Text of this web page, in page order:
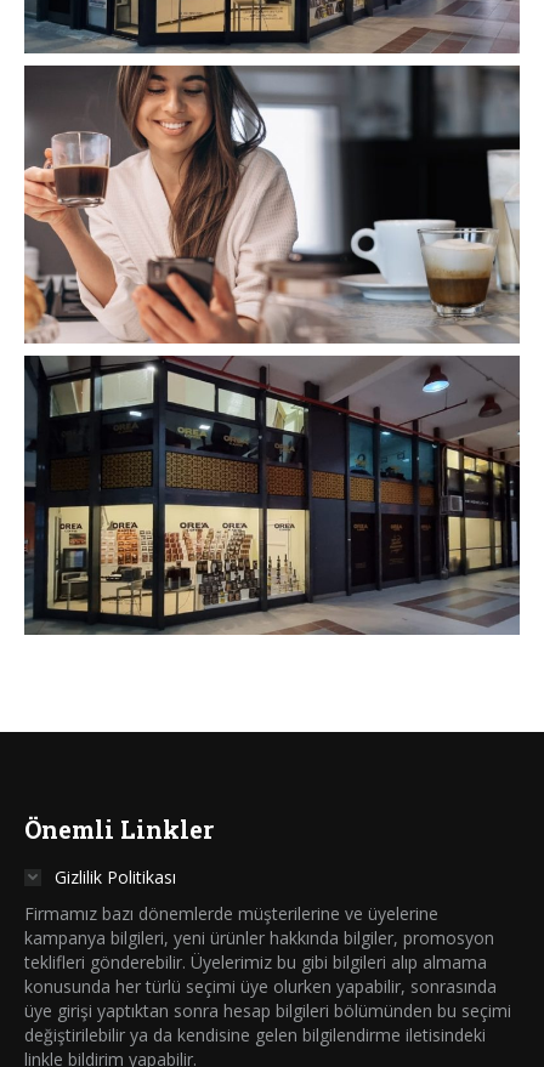
Önemli Linkler
Gizlilik Politikası
Firmamız bazı dönemlerde müşterilerine ve üyelerine
kampanya bilgileri, yeni ürünler hakkında bilgiler, promosyon
teklifleri gönderebilir. Üyelerimiz bu gibi bilgileri alıp almama
konusunda her türlü seçimi üye olurken yapabilir, sonrasında
üye girişi yaptıktan sonra hesap bilgileri bölümünden bu seçimi
değiştirilebilir ya da kendisine gelen bilgilendirme iletisindeki
linkle bildirim yapabilir.